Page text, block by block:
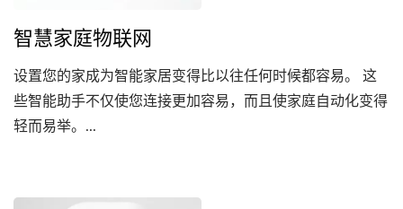
智慧家庭物联网
设置您的家成为智能家居变得比以往任何时候都容易。 这
些智能助手不仅使您连接更加容易，而且使家庭自动化变得
轻而易举。...